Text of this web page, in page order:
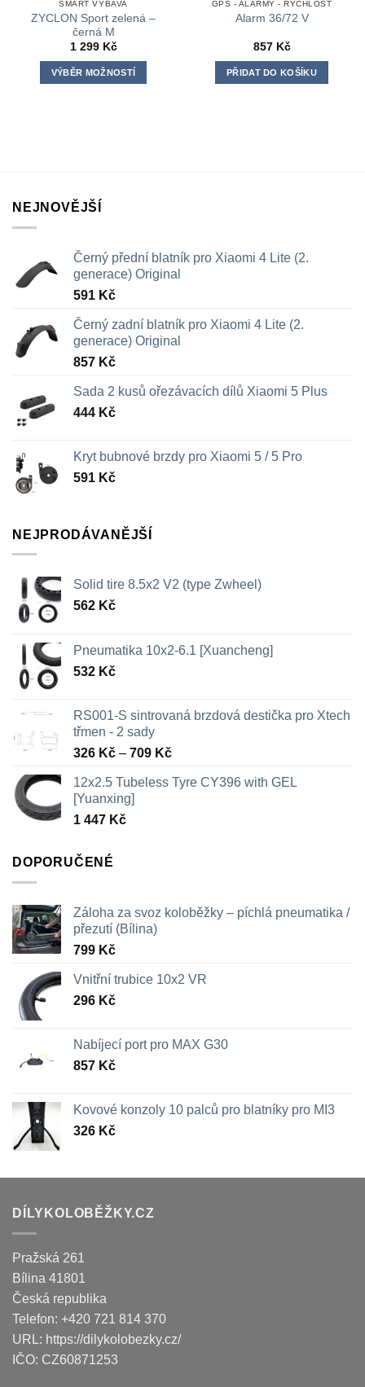
SMART VÝBAVA
ZYCLON Sport zelená –
černá M
1 299 Kč
VÝBĚR MOŽNOSTÍ
vybrat
produktu
GPS - ALARMY - RYCHLOST
Alarm 36/72 V
857 Kč
PŘIDAT DO KOŠÍKU
NEJNOVĚJŠÍ
Černý přední blatník pro Xiaomi 4 Lite (2.
generace) Original
591 Kč
Černý zadní blatník pro Xiaomi 4 Lite (2.
generace) Original
857 Kč
Sada 2 kusů ořezávacích dílů Xiaomi 5 Plus
444 Kč
Kryt bubnové brzdy pro Xiaomi 5 / 5 Pro
591 Kč
NEJPRODÁVANĚJŠÍ
Solid tire 8.5x2 V2 (type Zwheel)
562 Kč
Pneumatika 10x2-6.1 [Xuancheng]
532 Kč
RS001-S sintrovaná brzdová destička pro Xtech
třmen - 2 sady
326 Kč – 709 KčRozpětí
326 Kč
12x2.5 Tubeless Tyre CY396 with GEL
[Yuanxing]
1 447 Kč
DOPORUČENÉ
Záloha za svoz koloběžky – píchlá pneumatika /
přezutí (Bílina)
799 Kč
Vnitřní trubice 10x2 VR
296 Kč
Nabíjecí port pro MAX G30
857 Kč
Kovové konzoly 10 palců pro blatníky pro MI3
326 Kč
DÍLYKOLOBĚŽKY.CZ
Pražská 261
Bílina 41801
Česká republika
Telefon: +420 721 814 370
URL: https://dilykolobezky.cz/
IČO: CZ60871253